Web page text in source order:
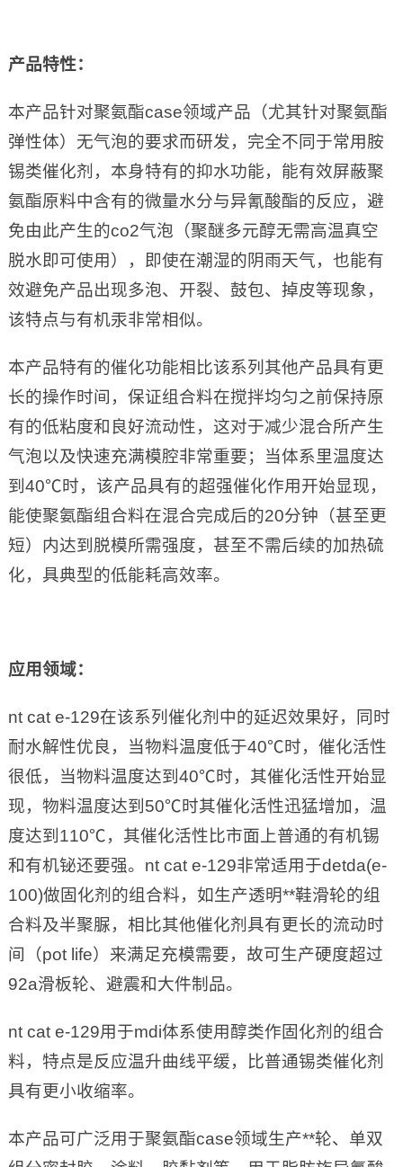
产品特性：
本产品针对聚氨酯case领域产品（尤其针对聚氨酯
弹性体）无气泡的要求而研发，完全不同于常用胺
锡类催化剂，本身特有的抑水功能，能有效屏蔽聚
氨酯原料中含有的微量水分与异氰酸酯的反应，避
免由此产生的co2气泡（聚醚多元醇无需高温真空
脱水即可使用），即使在潮湿的阴雨天气，也能有
效避免产品出现多泡、开裂、鼓包、掉皮等现象，
该特点与有机汞非常相似。
本产品特有的催化功能相比该系列其他产品具有更
长的操作时间，保证组合料在搅拌均匀之前保持原
有的低粘度和良好流动性，这对于减少混合所产生
气泡以及快速充满模腔非常重要；当体系里温度达
到40℃时，该产品具有的超强催化作用开始显现，
能使聚氨酯组合料在混合完成后的20分钟（甚至更
短）内达到脱模所需强度，甚至不需后续的加热硫
化，具典型的低能耗高效率。
应用领域：
nt cat e-129在该系列催化剂中的延迟效果好，同时
耐水解性优良，当物料温度低于40℃时，催化活性
很低，当物料温度达到40℃时，其催化活性开始显
现，物料温度达到50℃时其催化活性迅猛增加，温
度达到110℃，其催化活性比市面上普通的有机锡
和有机铋还要强。nt cat e-129非常适用于detda(e-
100)做固化剂的组合料，如生产透明**鞋滑轮的组
合料及半聚脲，相比其他催化剂具有更长的流动时
间（pot life）来满足充模需要，故可生产硬度超过
92a滑板轮、避震和大件制品。
nt cat e-129用于mdi体系使用醇类作固化剂的组合
料，特点是反应温升曲线平缓，比普通锡类催化剂
具有更小收缩率。
本产品可广泛用于聚氨酯case领域生产**轮、单双